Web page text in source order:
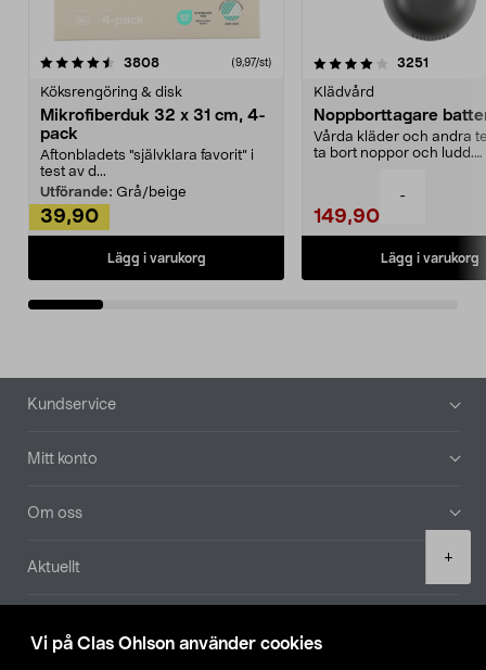
Vi på Clas Ohlson använder cookies
-
+
3808recensioner (9,97/st)
Köksrengöring & disk
Mikrofiberduk 32 x 31 cm, 4-
pack
Aftonbladets "självklara favorit” i
test av d...
Utförande: Grå/beige
39,90
Lägg i varukorg
4.0av 5 stjärnor 3251
Klädvård
Noppborttagare
Vårda kläder och andra
ta bort noppor och ludd.
149,90
Lägg i varukorg
4.5av 5 stjärnor
Sidfot
Kundservice
Mitt konto
Om oss
Aktuellt